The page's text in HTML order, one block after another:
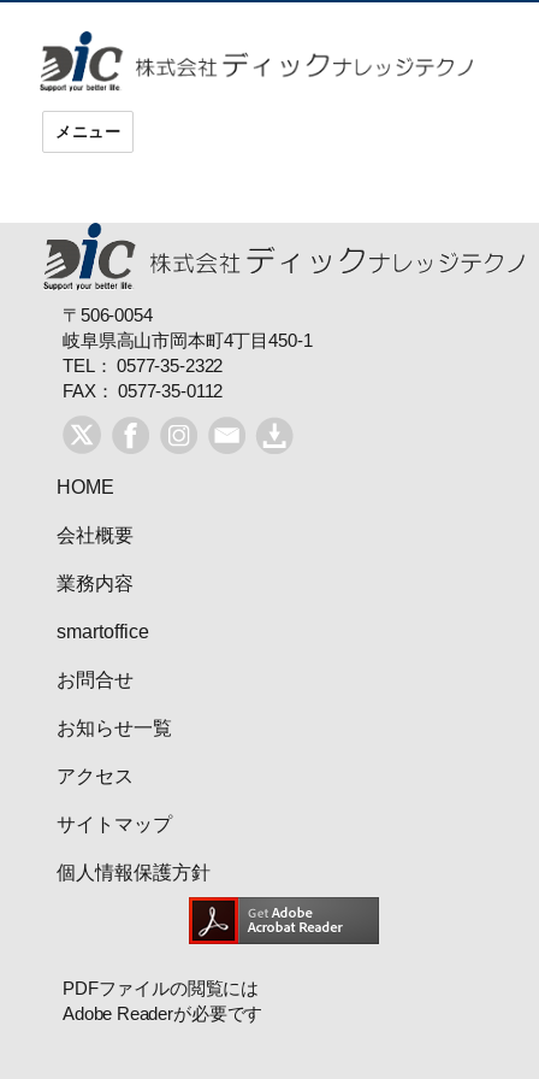
ディックナレッジテクノ
メニュー
〒506-0054
岐阜県高山市岡本町4丁目450-1
TEL： 0577-35-2322
FAX： 0577-35-0112
HOME
会社概要
業務内容
smartoffice
お問合せ
お知らせ一覧
アクセス
サイトマップ
個人情報保護方針
PDFファイルの閲覧には
Adobe Readerが必要です